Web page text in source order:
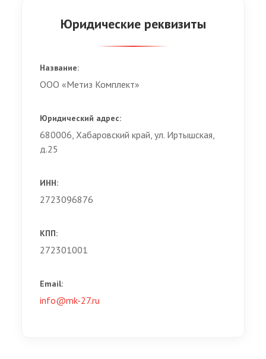
Юридические реквизиты
Название:
ООО «Метиз Комплект»
Юридический адрес:
680006, Хабаровский край, ул. Иртышская,
д.25
ИНН:
2723096876
КПП:
272301001
Email:
info@mk-27.ru